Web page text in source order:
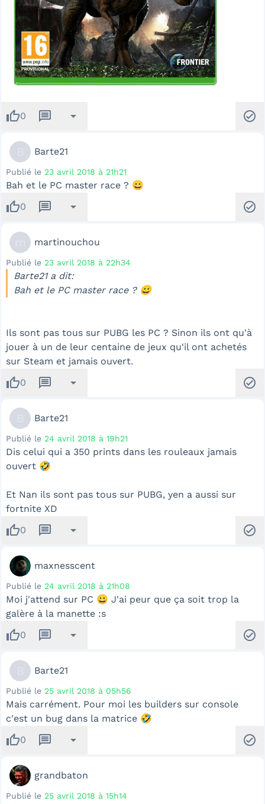
thumb_up0 message arrow_drop_down check_circle
Barte21
Publié le 23 avril 2018 à 21h21
Bah et le PC master race ? 😀
thumb_up0 message arrow_drop_down check_circle
martinouchou
Publié le 23 avril 2018 à 22h34
Barte21 a dit:
Bah et le PC master race ? 😀
Ils sont pas tous sur PUBG les PC ? Sinon ils ont qu'à
jouer à un de leur centaine de jeux qu'il ont achetés
sur Steam et jamais ouvert.
thumb_up0 message arrow_drop_down check_circle
Barte21
Publié le 24 avril 2018 à 19h21
Dis celui qui a 350 prints dans les rouleaux jamais
ouvert 🤣
Et Nan ils sont pas tous sur PUBG, yen a aussi sur
fortnite XD
thumb_up0 message arrow_drop_down check_circle
maxnesscent
Publié le 24 avril 2018 à 21h08
Moi j'attend sur PC 😀 J'ai peur que ça soit trop la
galère à la manette :s
thumb_up0 message arrow_drop_down check_circle
Barte21
Publié le 25 avril 2018 à 05h56
Mais carrément. Pour moi les builders sur console
c'est un bug dans la matrice 🤣
thumb_up0 message arrow_drop_down check_circle
grandbaton
Publié le 25 avril 2018 à 15h14